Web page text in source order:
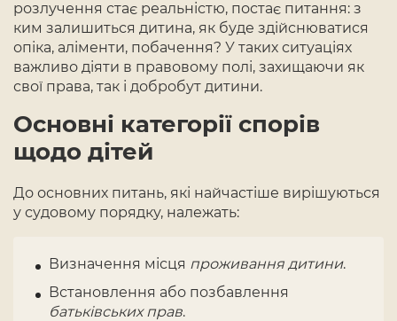
розлучення стає реальністю, постає питання: з
ким залишиться дитина, як буде здійснюватися
опіка, аліменти, побачення? У таких ситуаціях
важливо діяти в правовому полі, захищаючи як
свої права, так і добробут дитини.
Основні категорії спорів
щодо дітей
До основних питань, які найчастіше вирішуються
у судовому порядку, належать:
Визначення місця проживання дитини.
Встановлення або позбавлення
батьківських прав.